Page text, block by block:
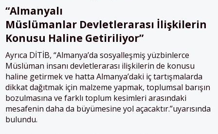
“Almanyalı
Müslümanlar Devletlerarası ‎İlişkilerin
Konusu Haline Getiriliyor”
Ayrıca DİTİB, “Almanya’da sosyalleşmiş yüzbinlerce
‎Müslüman insanı devletlerarası ‎ilişkilerin de konusu
haline getirmek ve ‎hatta Almanya’daki iç tartışmalarda
‎dikkat dağıtmak için malzeme yapmak, ‎toplumsal barışın
bozulmasına ve farklı ‎toplum kesimleri arasındaki
mesafenin ‎daha da büyümesine yol açacaktır.”uyarısında
bulundu.